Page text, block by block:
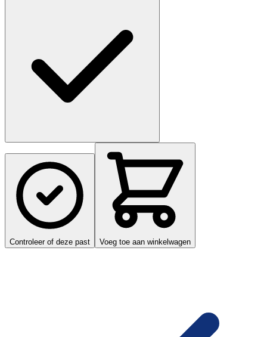
Controleer of deze past Voeg toe aan winkelwagen